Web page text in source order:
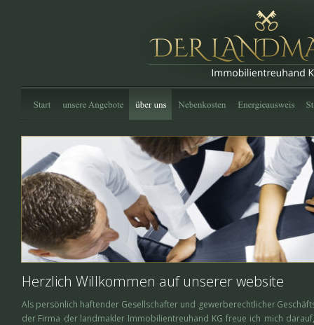
Herzlich Willkommen auf unserer website
Als persönlich haftender Gesellschafter und gewerberechtlicher
der Firma der landmakler Immobilientreuhand KG freue ich mich